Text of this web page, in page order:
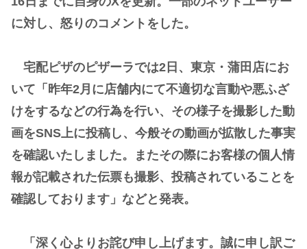
に対し、怒りのコメントをした。
宅配ピザのピザーラでは2日、東京・蒲田店にお
いて「昨年2月に店舗内にて不適切な言動や悪ふざ
けをするなどの行為を行い、その様子を撮影した動
画をSNS上に投稿し、今般その動画が拡散した事実
を確認いたしました。またその際にお客様の個人情
報が記載された伝票も撮影、投稿されていることを
確認しております」などと発表。
「深く心よりお詫び申し上げます。誠に申し訳ご